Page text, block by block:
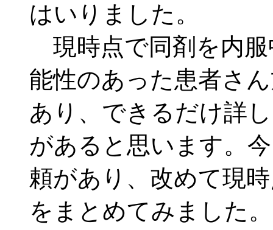
はいりました。
現時点で同剤を内服
能性のあった患者さ
あり、できるだけ詳
があると思います。
頼があり、改めて現
をまとめてみました。